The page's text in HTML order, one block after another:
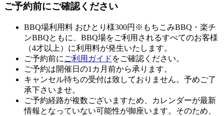
ご予約前にご確認ください
BBQ場利用料 おひとり様300円 ※もちこみBBQ・楽チ
ンBBQともに、BBQ場をご利用されるすべてのお客様
（4才以上）に利用料が発生いたします。
ご予約前に ご利用ガイド をご確認ください。
ご予約は開催日の1カ月前から承ります。
キャンセル待ちの受付は致しておりません。予めご了
承下さいませ。
ご予約経路が複数ございますため、カレンダーが最新
情報となっていない可能性が御座います。そのため、